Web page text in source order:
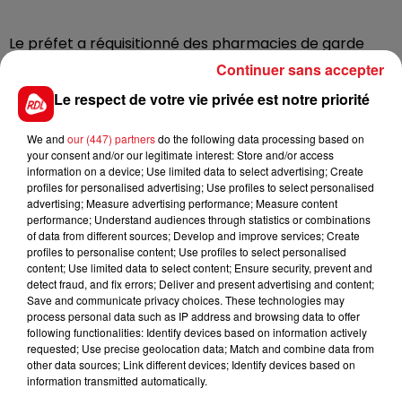
Le préfet a réquisitionné des pharmacies de garde
pour assurer les urgences uniquement. La liste des
officines ouvertes est consultables sur le site
servigardesou en contactant la gendarmerie ou le
commissariat le plus proche de chez vous. Pas
question en revanche de vous y rendre pour un
renouvellement de traîtement ou pour acheter du
sirop pour la toux, seules les urgences sont assurées
ce jeudi.
FIL D'ACTUS
Le respect de votre vie privée est notre priorité
We and our (447) partnersdo the following data processing based on
your consent and/or our legitimate interest: Store and/or access
information on a device; Use limited data to select advertising; Create
profiles for personalised advertising; Use profiles to select personalised
advertising; Measure advertising performance; Measure content
performance; Understand audiences through statistics or combinations
of data from different sources; Develop and improve services; Create
profiles to personalise content; Use profiles to select personalised
content; Use limited data to select content; Ensure security, prevent and
detect fraud, and fix errors; Deliver and present advertising and content;
Save and communicate privacy choices. These technologies may
process personal data such as IP address and browsing data to offer
following functionalities: Identify devices based on information actively
requested; Use precise geolocation data; Match and combine data from
other data sources; Link different devices; Identify devices based on
information transmitted automatically.
Continuer sans accepter